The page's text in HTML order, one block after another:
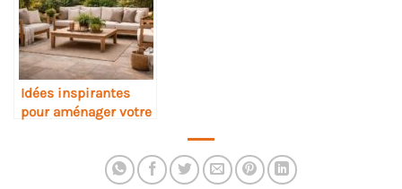
Idées inspirantes
pour aménager votre